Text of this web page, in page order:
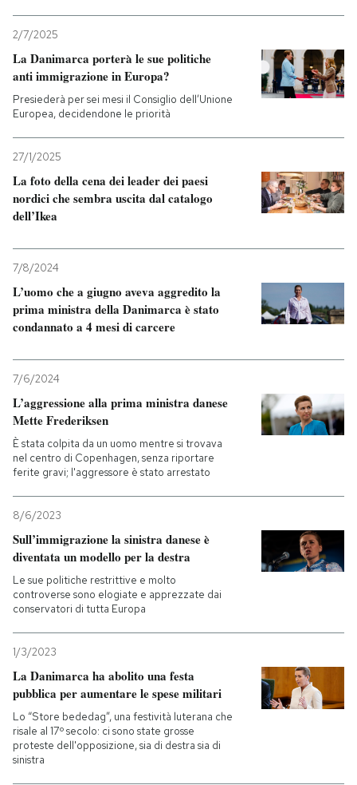
2/7/2025
La Danimarca porterà le sue politiche
anti immigrazione in Europa?
Presiederà per sei mesi il Consiglio dell’Unione
Europea, decidendone le priorità
27/1/2025
La foto della cena dei leader dei paesi
nordici che sembra uscita dal catalogo
dell’Ikea
7/8/2024
L’uomo che a giugno aveva aggredito la
prima ministra della Danimarca è stato
condannato a 4 mesi di carcere
7/6/2024
L’aggressione alla prima ministra danese
Mette Frederiksen
È stata colpita da un uomo mentre si trovava
nel centro di Copenhagen, senza riportare
ferite gravi; l'aggressore è stato arrestato
8/6/2023
Sull’immigrazione la sinistra danese è
diventata un modello per la destra
Le sue politiche restrittive e molto
controverse sono elogiate e apprezzate dai
conservatori di tutta Europa
1/3/2023
La Danimarca ha abolito una festa
pubblica per aumentare le spese militari
Lo “Store bededag”, una festività luterana che
risale al 17º secolo: ci sono state grosse
proteste dell'opposizione, sia di destra sia di
sinistra